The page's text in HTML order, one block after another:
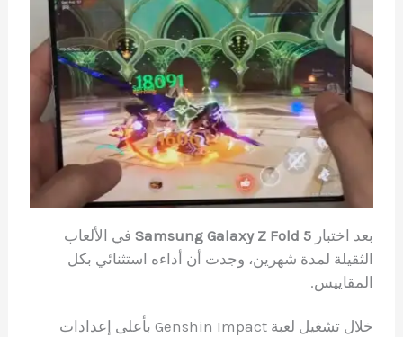
بعد اختبارSamsung Galaxy Z Fold 5 في الألعاب
الثقيلة لمدة شهرين، وجدت أن أداءه استثنائي بكل
المقاييس.
خلال تشغيل لعبة Genshin Impact بأعلى إعدادات